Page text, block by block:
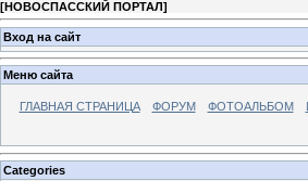
[НОВОСПАССКИЙ ПОРТАЛ]
Вход на сайт
Меню сайта
ГЛАВНАЯ СТРАНИЦА ФОРУМ ФОТОАЛЬБОМ
Categories